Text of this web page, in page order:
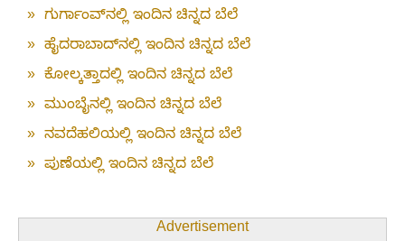
» ಗುರ್ಗಾಂವ್‌ನಲ್ಲಿ ಇಂದಿನ ಚಿನ್ನದ ಬೆಲೆ
» ಹೈದರಾಬಾದ್‌ನಲ್ಲಿ ಇಂದಿನ ಚಿನ್ನದ ಬೆಲೆ
» ಕೋಲ್ಕತ್ತಾದಲ್ಲಿ ಇಂದಿನ ಚಿನ್ನದ ಬೆಲೆ
» ಮುಂಬೈನಲ್ಲಿ ಇಂದಿನ ಚಿನ್ನದ ಬೆಲೆ
» ನವದೆಹಲಿಯಲ್ಲಿ ಇಂದಿನ ಚಿನ್ನದ ಬೆಲೆ
» ಪುಣೆಯಲ್ಲಿ ಇಂದಿನ ಚಿನ್ನದ ಬೆಲೆ
Advertisement